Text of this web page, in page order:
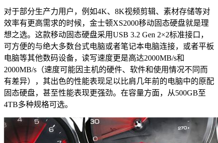
对于部分生产力用户，例如4K、8K视频剪辑、素材存储等对
效率有更高需求的时候，金士顿XS2000移动固态硬盘就是理
想之选。这款移动固态硬盘采用USB 3.2 Gen 2×2标准接口，
可方便的与绝大多数台式电脑或者笔记本电脑连接，或者平板
电脑等其他数码设备，读写速度更是高达2000MB/s和
2000MB/s（速度可能因主机的硬件、软件和使用情况不同而
有差异），其出色的性能表现足以比肩几年前的电脑中的原配
固态硬盘，甚至性能表现更强劲。在容量方面，从500GB至
4TB多种规格可选。